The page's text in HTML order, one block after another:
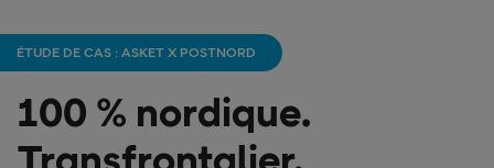
ÉTUDE DE CAS : ASKET X POSTNORD
100 % nordique.